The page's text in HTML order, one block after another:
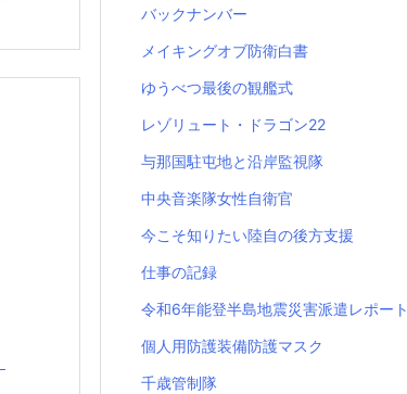
バックナンバー
メイキングオブ防衛白書
ゆうべつ最後の観艦式
レゾリュート・ドラゴン22
与那国駐屯地と沿岸監視隊
中央音楽隊女性自衛官
今こそ知りたい陸自の後方支援
仕事の記録
令和6年能登半島地震災害派遣レポート
個人用防護装備防護マスク
千歳管制隊